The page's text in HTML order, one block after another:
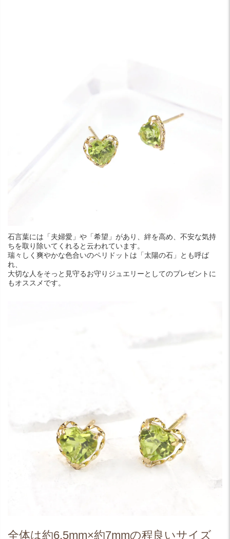
石言葉には「夫婦愛」や「希望」があり、絆を高め、不安な気持
ちを取り除いてくれると云われています。
瑞々しく爽やかな色合いのペリドットは「太陽の石」とも呼ば
れ、
大切な人をそっと見守るお守りジュエリーとしてのプレゼントに
もオススメです。
全体は約6.5mm×約7mmの程良いサイズ